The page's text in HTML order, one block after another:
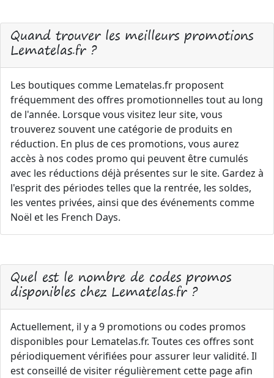
Quand trouver les meilleurs promotions
Lematelas.fr ?
Les boutiques comme Lematelas.fr proposent
fréquemment des offres promotionnelles tout au long
de l'année. Lorsque vous visitez leur site, vous
trouverez souvent une catégorie de produits en
réduction. En plus de ces promotions, vous aurez
accès à nos codes promo qui peuvent être cumulés
avec les réductions déjà présentes sur le site. Gardez à
l'esprit des périodes telles que la rentrée, les soldes,
les ventes privées, ainsi que des événements comme
Noël et les French Days.
Quel est le nombre de codes promos
disponibles chez Lematelas.fr ?
Actuellement, il y a 9 promotions ou codes promos
disponibles pour Lematelas.fr. Toutes ces offres sont
périodiquement vérifiées pour assurer leur validité. Il
est conseillé de visiter régulièrement cette page afin